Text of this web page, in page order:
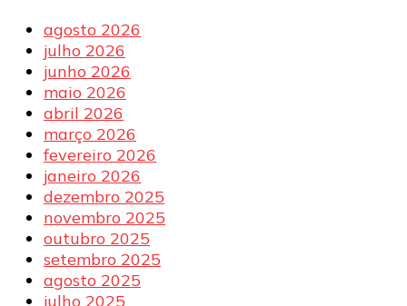
agosto 2026
julho 2026
junho 2026
maio 2026
abril 2026
março 2026
fevereiro 2026
janeiro 2026
dezembro 2025
novembro 2025
outubro 2025
setembro 2025
agosto 2025
julho 2025